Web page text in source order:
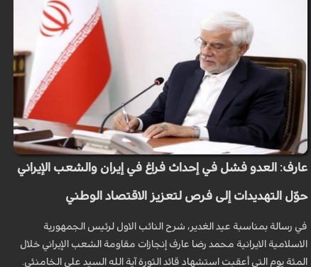
عارف: العدو فشل في إحداث فراغ في إيران والشعب الإيراني
حوّل التهديدات إلى فرص لتعزيز الاقتصاد الوطني
في رسالة بمناسبة عيد الغدير، شرح النائب الاول لرئيس الجمهورية
الاسلامية الايرانية محمد رضا عارف إنجازات مقاومة الشعب الإيراني خلال
المئة يوم التي أعقبت استشهاد قائد الثورة آية الله السيد علي الخامنئي.